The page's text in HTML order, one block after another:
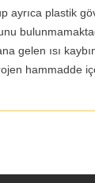
ayrıca plastik
gelen ısı
hammadde